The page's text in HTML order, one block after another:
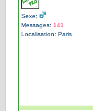
Sexe:
Messages: 141
Localisation: Paris